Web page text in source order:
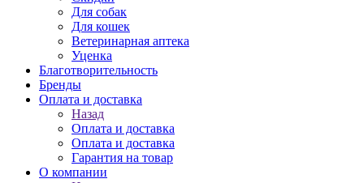
Для собак
Для кошек
Ветеринарная аптека
Уценка
Благотворительность
Бренды
Оплата и доставка
Назад
Оплата и доставка
Оплата и доставка
Гарантия на товар
О компании